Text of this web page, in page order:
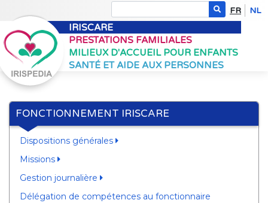
FR NL
IRISCARE
PRESTATIONS FAMILIALES
MILIEUX D'ACCUEIL POUR ENFANTS
SANTÉ ET AIDE AUX PERSONNES
FONCTIONNEMENT IRISCARE
Dispositions générales
Missions
Gestion journalière
Délégation de compétences au fonctionnaire